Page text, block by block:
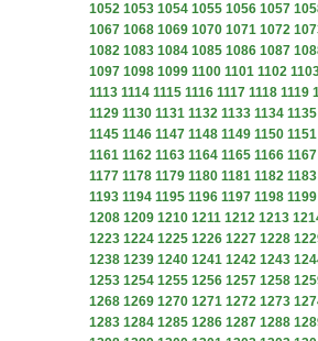
1052 1053 1054 1055 1056 1057
1067 1068 1069 1070 1071 1072
1082 1083 1084 1085 1086 1087
1097 1098 1099 1100 1101 1102
1113 1114 1115 1116 1117 1118 1119
1129 1130 1131 1132 1133 1134 1135
1145 1146 1147 1148 1149 1150 1151
1161 1162 1163 1164 1165 1166 1167
1177 1178 1179 1180 1181 1182 1183
1193 1194 1195 1196 1197 1198 1199
1208 1209 1210 1211 1212 1213
1223 1224 1225 1226 1227 1228
1238 1239 1240 1241 1242 1243
1253 1254 1255 1256 1257 1258
1268 1269 1270 1271 1272 1273
1283 1284 1285 1286 1287 1288